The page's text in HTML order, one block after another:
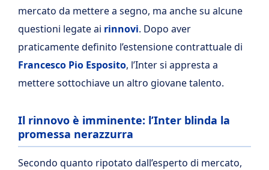
mercato da mettere a segno, ma anche su alcune
questioni legate ai rinnovi. Dopo aver
praticamente definito l’estensione contrattuale di
Francesco Pio Esposito, l’Inter si appresta a
mettere sottochiave un altro giovane talento.
Il rinnovo è imminente: l’Inter blinda la
promessa nerazzurra
Secondo quanto ripotato dall’esperto di mercato,